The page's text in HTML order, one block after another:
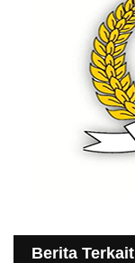
Berita Terkait